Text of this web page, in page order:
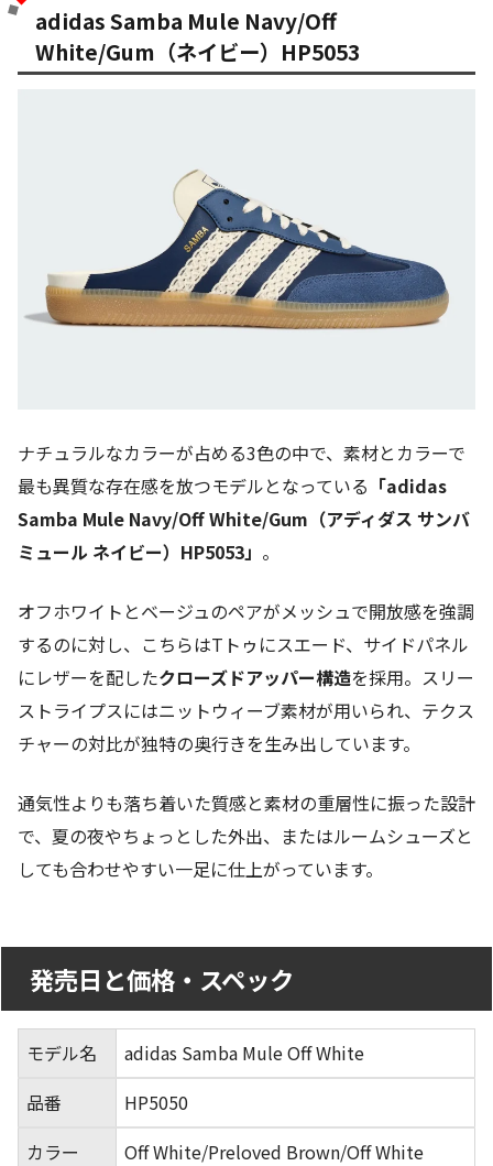
adidas Samba Mule Navy/Off
White/Gum（ネイビー）HP5053
ナチュラルなカラーが占める3色の中で、素材とカラーで
最も異質な存在感を放つモデルとなっている 「adidas
Samba Mule Navy/Off White/Gum（アディダス サンバ
ミュール ネイビー）HP5053」 。
オフホワイトとベージュのペアがメッシュで開放感を強調
するのに対し、こちらはTトゥにスエード、サイドパネル
にレザーを配したクローズドアッパー構造を採用。スリー
ストライプスにはニットウィーブ素材が用いられ、テクス
チャーの対比が独特の奥行きを生み出しています。
通気性よりも落ち着いた質感と素材の重層性に振った設計
で、夏の夜やちょっとした外出、またはルームシューズと
しても合わせやすい一足に仕上がっています。
発売日と価格・スペック
モデル名
adidas Samba Mule Off White
品番
HP5050
カラー
Off White/Preloved Brown/Off White